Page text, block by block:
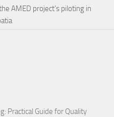
AMED project’s piloting in
Practical Guide for Quality